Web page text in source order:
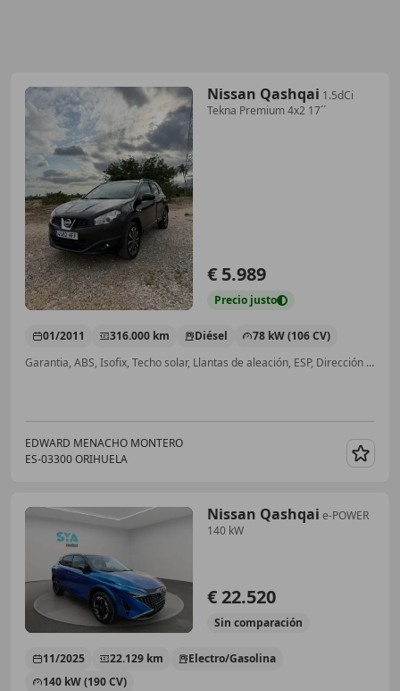
Nissan Qashqai 1.5dCi
Tekna Premium 4x2 17´´
€ 5.989
Precio justo
01/2011 316.000 km Diésel
78 kW (106 CV)
Garantia, ABS, Isofix, Techo solar, Llantas de aleación, ESP, Dirección asistida, Faros antiniebla
EDWARD MENACHO MONTERO
ES-03300 ORIHUELA
Nissan Qashqai e-POWER
140 kW
€ 22.520
Sin comparación
11/2025 22.129 km
Electro/Gasolina
140 kW (190 CV)